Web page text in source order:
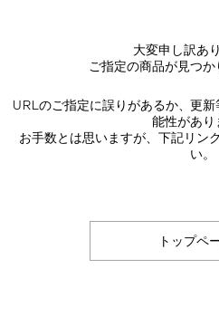
大変申し訳あ
ご指定の商品が見つか
URLのご指定に誤りがあるか、更
能性があり
お手数とは思いますが、下記リン
い。
トップペ